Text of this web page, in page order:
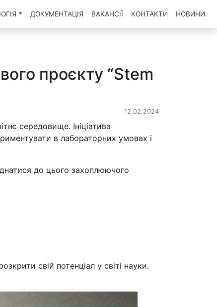
ДОКУМЕНТАЦІЯ ВАКАНСІЇ КОНТАКТИ НОВИНИ
проєкту “Stem
12.02.2024
середовище. Ініціатива
в лабораторних умовах і
до цього захоплюючого
свій потенціал у світі науки.